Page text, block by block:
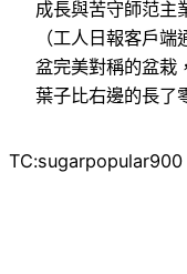
成長與苦守師范主
（工人日報客戶
盆完美對稱的盆栽
葉子比右邊的長了